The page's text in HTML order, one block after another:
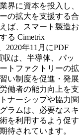
界に資本を投入し、
の拡大を支援する合
ば、スマート製造お
る Cimetrix
2020年11月にPDF
収は、半導体、パッ
トファクトリーの拡
い制度を促進・発展
働者の能力向上を支
ナーシップや協力関
ラムは、必要なスキ
を利用するよう促す
待されています。